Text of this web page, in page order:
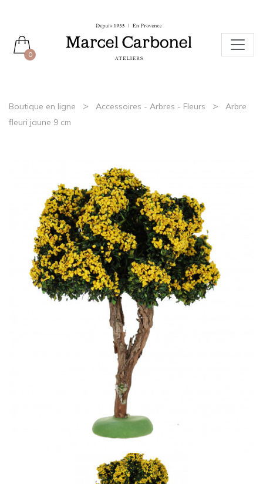
0
Boutique en ligne > Accessoires - Arbres - Fleurs >
Arbre
fleuri jaune 9 cm